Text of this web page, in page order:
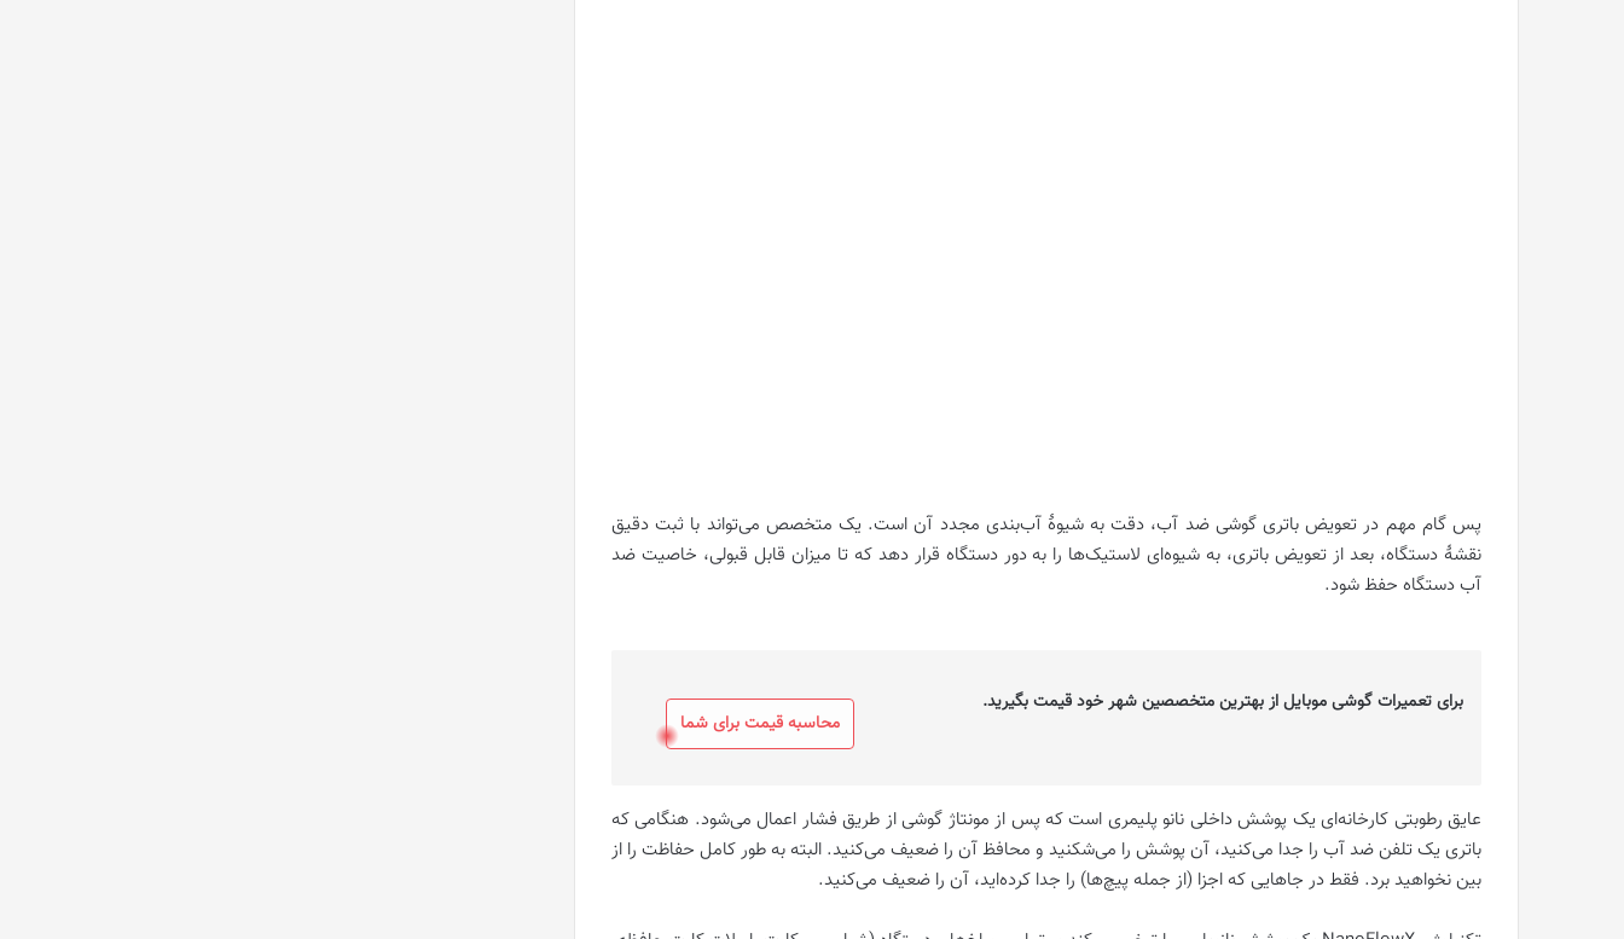
پس گام مهم در تعویض باتری گوشی ضد آب، دقت به شیوۀ آب‌بندی مجدد آن است. یک متخصص می‌تواند با ثبت دقیق
نقشۀ دستگاه، بعد از تعویض باتری، به شیوه‌ای لاستیک‌ها را به دور دستگاه قرار دهد که تا میزان قابل قبولی، خاصیت ضد
آب دستگاه حفظ شود.
برای تعمیرات گوشی موبایل از بهترین متخصصین شهر خود قیمت بگیرید.
محاسبه قیمت برای شما
عایق رطوبتی کارخانه‌ای یک پوشش داخلی نانو پلیمری است که پس از مونتاژ گوشی از طریق فشار اعمال می‌شود. هنگامی که
باتری یک تلفن ضد آب را جدا می‌کنید، آن پوشش را می‌شکنید و محافظ آن را ضعیف می‌کنید. البته به طور کامل حفاظت را از
بین نخواهید برد. فقط در جاهایی که اجزا (از جمله پیچ‌ها) را جدا کرده‌اید، آن را ضعیف می‌کنید.